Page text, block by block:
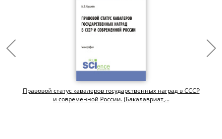
Правовой статус кавалеров государственных наград в СССР
и современной России. (Бакалавриат,...